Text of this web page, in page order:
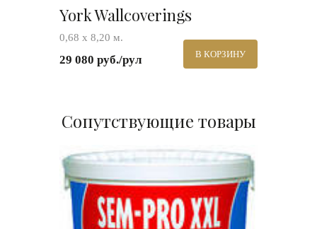
York Wallcoverings
0,68 х 8,20 м.
29 080 руб./рул В КОРЗИНУ
Сопутствующие товары